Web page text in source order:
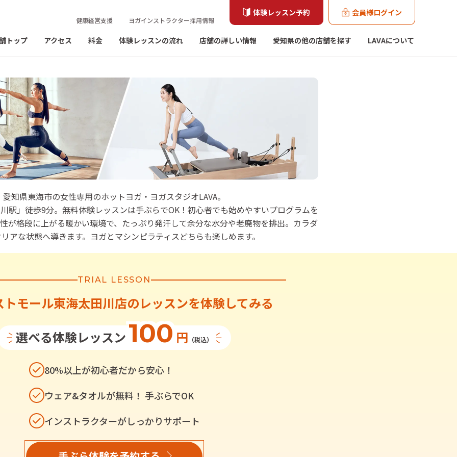
健康経営支援 ヨガインストラクター採用情報
体験レッスン予約 会員様ログイン
トップ アクセス 料金 体験レッスンの流れ 店舗の詳しい情報 愛知県の他の店舗を探す LAVAについて
トモール東海太田川店
トヨガ＆マシンピラティス
愛知県東海市の女性専用のホットヨガ・ヨガスタジオLAVA。
川駅」徒歩9分。無料体験レッスンは手ぶらでOK！初心者でも始めやすいプログラムを
が格段に上がる暖かい環境で、たっぷり発汗して余分な水分や老廃物を排出。カラダ
アな状態へ導きます。ヨガとマシンピラティスどちらも楽しめます。
TRIAL LESSON
トモール東海太田川店のレッスンを体験してみる
選べる体験レッスン100 円 （税込）
80%以上が初心者だから安心！
ウェア&タオルが無料！ 手ぶらでOK
インストラクターがしっかりサポート